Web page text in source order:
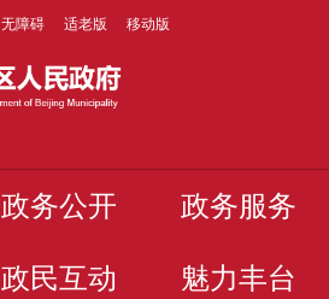
无障碍 适老版 移动版
政务公开 政务服务
政民互动 魅力丰台